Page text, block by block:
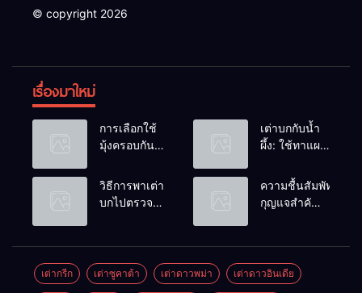
© copyright 2026
เรื่องมาใหม่
การเลือกใช้
มุ้งครอบกัน
วางไข่ในคอก
เต่า
เต่าบกกับน้ำ
ผึ้ง: ใช้ทาแผล
ดื่มได้ไหม?
วิธีการพาเต่า
บกไปตรวจ
ความชื้นสัมพัทธ์:
กุญแจสำคัญ
เต่ากรีก เต่าซูคาต้า เต่าดาวพม่า เต่าดาวอินเดีย